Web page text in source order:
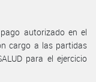
autorizado en el
cargo a las partidas
para el ejercicio